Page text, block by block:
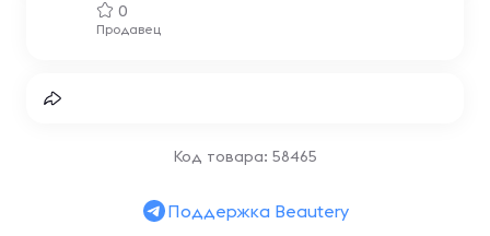
0
Продавец
Код товара: 58465
Поддержка Beautery